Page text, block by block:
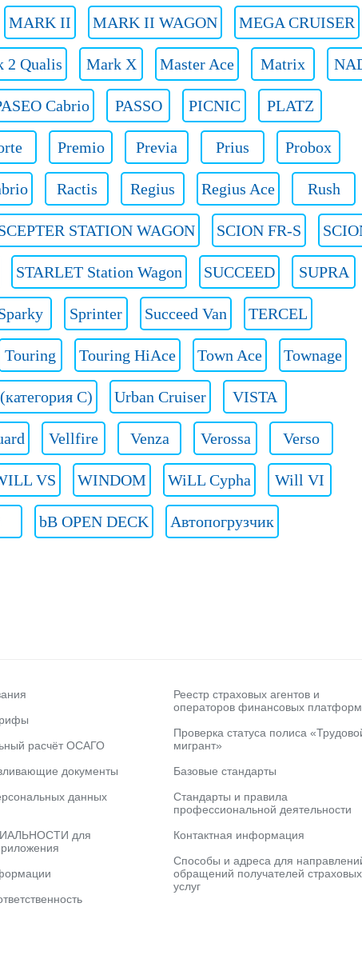
MARK II MARK II WAGON MEGA CRUISER
2 Qualis Mark X Master Ace Matrix
Cabrio PASSO PICNIC PLATZ
Premio Previa Prius Probox
Ractis Regius Regius Ace Rush
STATION WAGON SCION FR-S
STARLET Station Wagon SUCCEED SUPRA
Sprinter Succeed Van TERCEL
Touring Touring HiAce Town Ace Townage
C) Urban Cruiser VISTA
Vellfire Venza Verossa Verso
VS WINDOM WiLL Cypha Will VI
bB OPEN DECK Автопогрузчик
расчёт ОСАГО
документы
данных
для
Реестр страховых агентов и
операторов финансовых платформ
Проверка статуса полиса
мигрант»
Базовые стандарты
Стандарты и правила
профессиональной деятельности
Контактная информация
Способы и адреса для
обращений получателей страховых
услуг